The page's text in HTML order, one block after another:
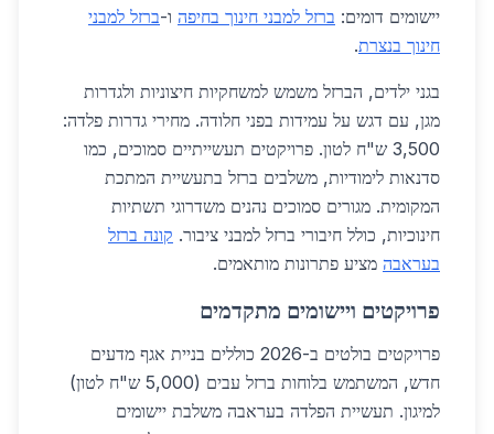
יישומים דומים: ברזל למבני חינוך בחיפה ו-ברזל למבני
חינוך בנצרת.
בגני ילדים, הברזל משמש למשחקיות חיצוניות ולגדרות
מגן, עם דגש על עמידות בפני חלודה. מחירי גדרות פלדה:
3,500 ש"ח לטון. פרויקטים תעשייתיים סמוכים, כמו
סדנאות לימודיות, משלבים ברזל בתעשיית המתכת
המקומית. מגורים סמוכים נהנים משדרוגי תשתיות
חינוכיות, כולל חיבורי ברזל למבני ציבור. קונה ברזל
בעראבה מציע פתרונות מותאמים.
פרויקטים ויישומים מתקדמים
פרויקטים בולטים ב-2026 כוללים בניית אגף מדעים
חדש, המשתמש בלוחות ברזל עבים (5,000 ש"ח לטון)
למיגון. תעשיית הפלדה בעראבה משלבת יישומים